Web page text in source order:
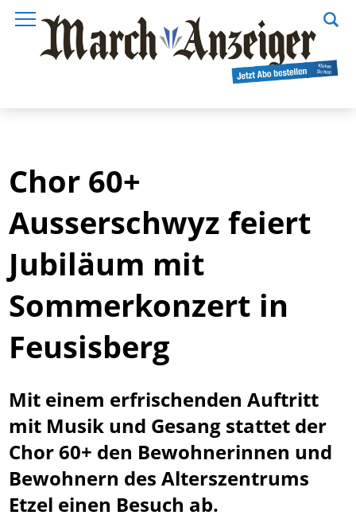
Chor 60+
Ausserschwyz feiert
Jubiläum mit
Sommerkonzert in
Feusisberg
Mit einem erfrischenden Auftritt
mit Musik und Gesang stattet der
Chor 60+ den Bewohnerinnen und
Bewohnern des Alterszentrums
Etzel einen Besuch ab.